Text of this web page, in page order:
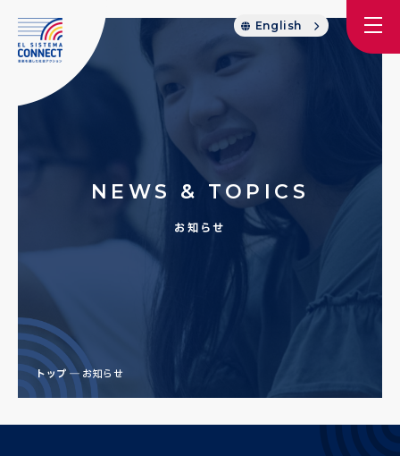
English
NEWS & TOPICS
お知らせ
トップ お知らせ